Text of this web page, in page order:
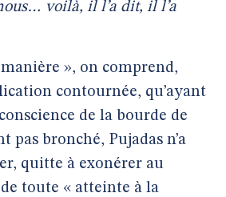
voilà, il l’a dit, il l’a
», on comprend,
contournée, qu’ayant
de la bourde de
pas bronché, Pujadas n’a
quitte à exonérer au
toute « atteinte à la